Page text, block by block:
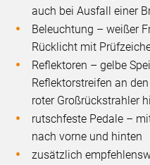
auch bei Ausfall einer
Beleuchtung – weißer
Rücklicht mit
Reflektoren – gelbe
Reflektorstreifen an
roter Großrückstrahler
rutschfeste Pedale –
nach vorne und hinten
zusätzlich